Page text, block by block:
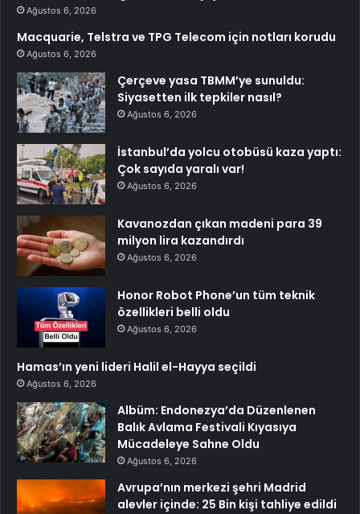
Ağustos 6, 2026
Macquarie, Telstra ve TPG Telecom için notları korudu
Ağustos 6, 2026
Çerçeve yasa TBMM’ye sunuldu:
Siyasetten ilk tepkiler nasıl?
Ağustos 6, 2026
İstanbul’da yolcu otobüsü kaza yaptı:
Çok sayıda yaralı var!
Ağustos 6, 2026
Kavanozdan çıkan madeni para 39
milyon lira kazandırdı
Ağustos 6, 2026
Honor Robot Phone’un tüm teknik
özellikleri belli oldu
Ağustos 6, 2026
Hamas’ın yeni lideri Halil el-Hayya seçildi
Ağustos 6, 2026
Albüm: Endonezya’da Düzenlenen
Balık Avlama Festivali Kıyasıya
Mücadeleye Sahne Oldu
Ağustos 6, 2026
Avrupa’nın merkezi şehri Madrid
alevler içinde: 25 Bin kişi tahliye edildi